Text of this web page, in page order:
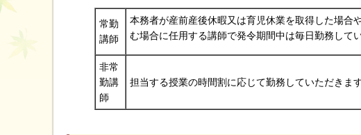
常勤
講師
本務者が産前産後休暇又は育児休業を取得した場合
む場合に任用する講師で発令期間中は毎日勤務して
非常
勤講
師
担当する授業の時間割に応じて勤務していただきます